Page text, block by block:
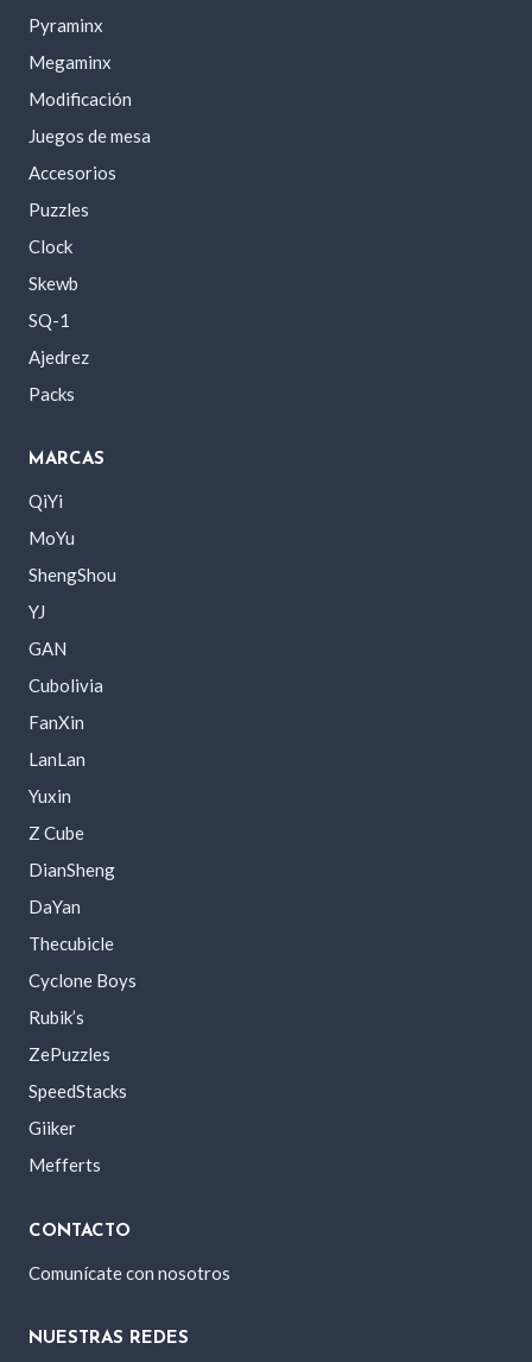
Pyraminx
Megaminx
Modificación
Juegos de mesa
Accesorios
Puzzles
Clock
Skewb
SQ-1
Ajedrez
Packs
MARCAS
QiYi
MoYu
ShengShou
YJ
GAN
Cubolivia
FanXin
LanLan
Yuxin
Z Cube
DianSheng
DaYan
Thecubicle
Cyclone Boys
Rubik’s
ZePuzzles
SpeedStacks
Giiker
Mefferts
CONTACTO
Comunícate con nosotros
NUESTRAS REDES